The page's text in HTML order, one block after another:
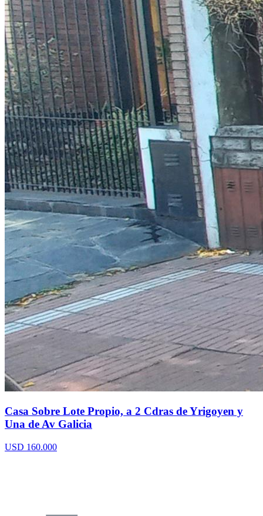
Casa Sobre Lote Propio, a 2 Cdras de Yrigoyen y
Una de Av Galicia
USD 160.000